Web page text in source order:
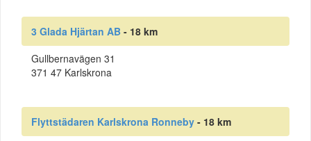
3 Glada Hjärtan AB - 18 km
Gullbernavägen 31
371 47 Karlskrona
Flyttstädaren Karlskrona Ronneby - 18 km